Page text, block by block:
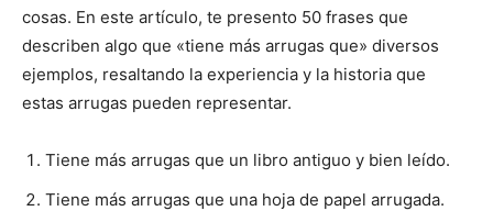
cosas. En este artículo, te presento 50 frases que
describen algo que «tiene más arrugas que» diversos
ejemplos, resaltando la experiencia y la historia que
estas arrugas pueden representar.
Tiene más arrugas que un libro antiguo y bien leído.
Tiene más arrugas que una hoja de papel arrugada.